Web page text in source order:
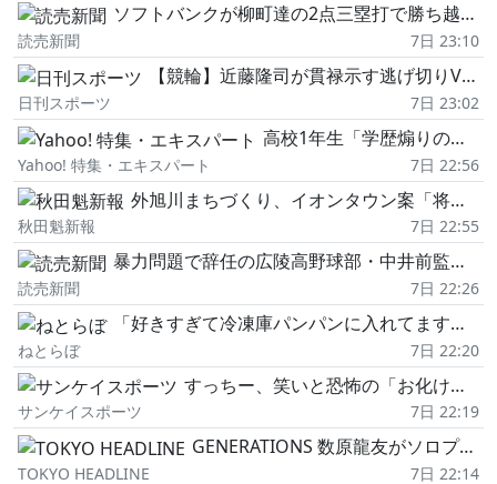
ソフトバンクが柳町達の2点三塁打で勝ち越し、日本ハムがサヨナラ勝ち…オリックス先発・寺西成騎が4か月ぶり白星
読売新聞 7日 23:10
【競輪】近藤隆司が貫禄示す逃げ切りV 当地はデビュー初優勝と験の良さも生かす/豊橋
日刊スポーツ 7日 23:02
高校1年生「学歴煽りのインフルエンサーが総合商社への就職は東一早慶しか無理、と言っていた」に答えたい #エキスパートトピ
Yahoo! 特集・エキスパート 7日 22:56
外旭川まちづくり、イオンタウン案「将来に有益」 秋田市が議会へ提示、来場見込みに市議から疑問の声
秋田魁新報 7日 22:55
暴力問題で辞任の広陵高野球部・中井前監督、「防げなかったことを深く受け止めている」と記者会見で陳謝
読売新聞 7日 22:26
「好きすぎて冷凍庫パンパンに入れてます」 シャトレーゼの“1個約61円シューアイス"が好評 「生地とバニラアイスの相性が◎」「家族も好きで夏はストックしてる」
ねとらぼ 7日 22:20
すっちー、笑いと恐怖の「お化け新喜劇」千秋楽 2027年へ「子どもの絵日記に書いてもらえるイベントに」
サンケイスポーツ 7日 22:19
GENERATIONS 数原龍友がソロプロジェクトの「KAZ」で初のホールツアー 来年2月から4都市4公演
TOKYO HEADLINE 7日 22:14